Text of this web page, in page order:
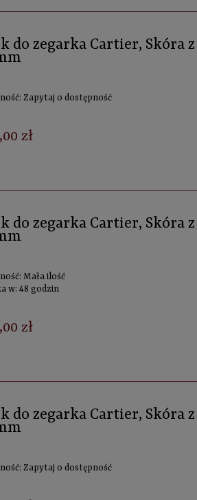
do zegarka Cartier, Skóra
Zapytaj o dostępność
zł
do zegarka Cartier, Skóra
Mała ilość
w: 48 godzin
zł
do zegarka Cartier, Skóra
Zapytaj o dostępność